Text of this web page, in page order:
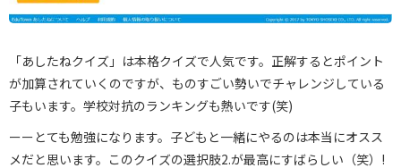
「あしたねクイズ」は本格クイズで人気です。正解するとポイント
が加算されていくのですが、ものすごい勢いでチャレンジしている
子もいます。学校対抗のランキングも熱いです(笑)
ーーとても勉強になります。子どもと一緒にやるのは本当にオスス
メだと思います。このクイズの選択肢2.が最高にすばらしい（笑）!